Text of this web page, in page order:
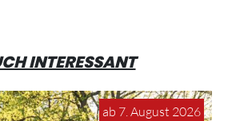
INTERESSANT
ab 7. August 2026